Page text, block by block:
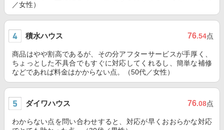
／女性）
積水ハウス 76.54点
商品はやや割高であるが、その分アフターサービスが手厚く、
ちょっとした不具合でもすぐに対応してくれるし、簡単な補修
などであれば料金はかからない点。（50代／女性）
ダイワハウス 76.08点
わからない点を問い合わせすると、対応が早くおおらかな対応